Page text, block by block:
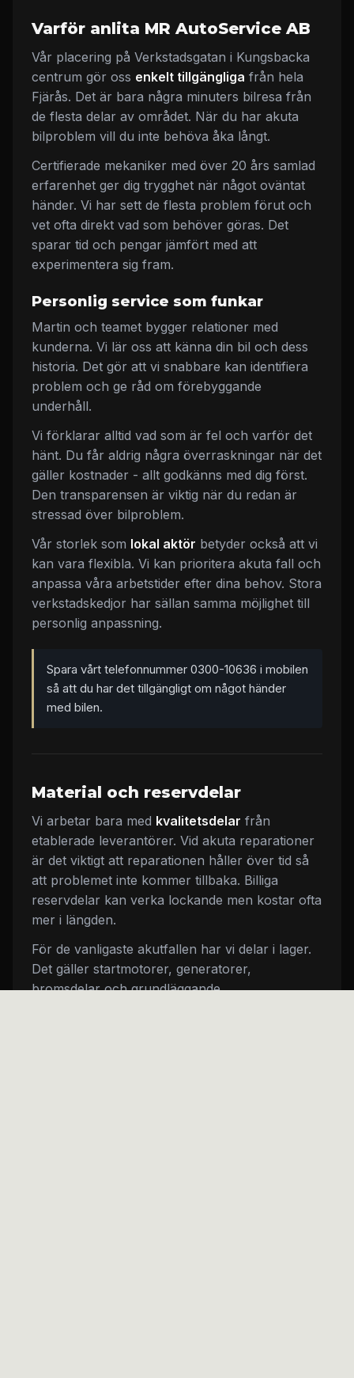
Varför anlita MR AutoService AB
Vår placering på Verkstadsgatan i Kungsbacka
centrum gör oss enkelt tillgängliga från hela
Fjärås. Det är bara några minuters bilresa från
de flesta delar av området. När du har akuta
bilproblem vill du inte behöva åka långt.
Certifierade mekaniker med över 20 års samlad
erfarenhet ger dig trygghet när något oväntat
händer. Vi har sett de flesta problem förut och
vet ofta direkt vad som behöver göras. Det
sparar tid och pengar jämfört med att
experimentera sig fram.
Personlig service som funkar
Martin och teamet bygger relationer med
kunderna. Vi lär oss att känna din bil och dess
historia. Det gör att vi snabbare kan identifiera
problem och ge råd om förebyggande
underhåll.
Vi förklarar alltid vad som är fel och varför det
hänt. Du får aldrig några överraskningar när det
gäller kostnader - allt godkänns med dig först.
Den transparensen är viktig när du redan är
stressad över bilproblem.
Vår storlek som lokal aktör betyder också att vi
kan vara flexibla. Vi kan prioritera akuta fall och
anpassa våra arbetstider efter dina behov. Stora
verkstadskedjor har sällan samma möjlighet till
personlig anpassning.
Spara vårt telefonnummer 0300-10636 i mobilen
så att du har det tillgängligt om något händer
med bilen.
Material och reservdelar
Vi arbetar bara med kvalitetsdelar från
etablerade leverantörer. Vid akuta reparationer
är det viktigt att reparationen håller över tid så
att problemet inte kommer tillbaka. Billiga
reservdelar kan verka lockande men kostar ofta
mer i längden.
För de vanligaste akutfallen har vi delar i lager.
Det gäller startmotorer, generatorer,
bromsdelar och grundläggande